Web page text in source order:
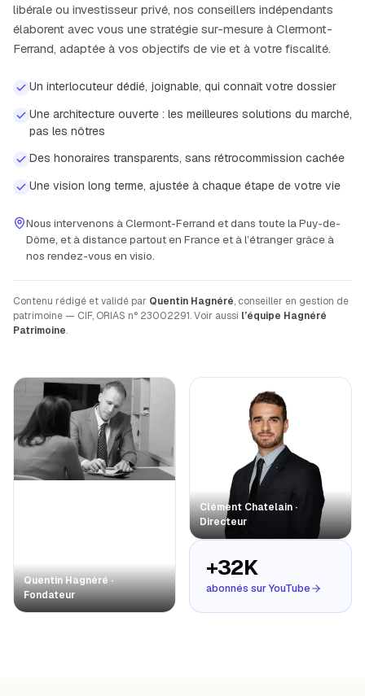
libérale ou investisseur privé, nos conseillers indépendants
élaborent avec vous une stratégie sur-mesure à Clermont-
Ferrand, adaptée à vos objectifs de vie et à votre fiscalité.
Un interlocuteur dédié, joignable, qui connaît votre dossier
Une architecture ouverte : les meilleures solutions du marché,
pas les nôtres
Des honoraires transparents, sans rétrocommission cachée
Une vision long terme, ajustée à chaque étape de votre vie
Nous intervenons à Clermont-Ferrand et dans toute la Puy-de-
Dôme , et à distance partout en France et à l’étranger grâce à
nos rendez-vous en visio.
Contenu rédigé et validé par Quentin Hagnéré, conseiller en gestion de
patrimoine — CIF, ORIAS n° 23002291. Voir aussi l’équipe Hagnéré
Patrimoine.
Quentin Hagnéré ·
Fondateur
Clément Chatelain ·
Directeur
+32K
abonnés sur YouTube